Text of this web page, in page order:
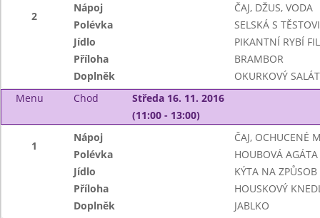
2
Nápoj
ČAJ, DŽUS, VODA
Polévka
SELSKÁ S
Jídlo
PIKANTNÍ RYBÍ
Příloha
BRAMBOR
Doplněk
OKURKOVÝ SALÁT
Menu
Chod
Středa 16. 11. 2016
(11:00 - 13:00)
1
Nápoj
ČAJ, OCHUCENÉ
Polévka
HOUBOVÁ AGÁTA
Jídlo
KÝTA NA ZPŮSOB
Příloha
HOUSKOVÝ
Doplněk
JABLKO